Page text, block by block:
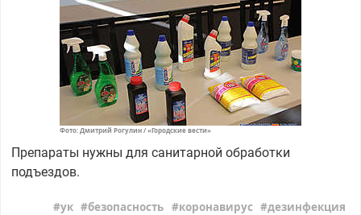
Фото: Дмитрий Рогулин / «Городские вести»
Препараты нужны для санитарной обработки
подъездов.
ук безопасность коронавирус дезинфекция